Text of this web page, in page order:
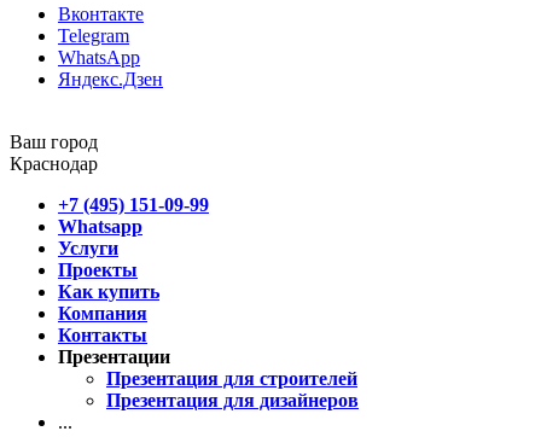
Вконтакте
Telegram
WhatsApp
Яндекс.Дзен
Ваш город
Краснодар
+7 (495) 151-09-99
Whatsapp
Услуги
Проекты
Как купить
Компания
Контакты
Презентации
Презентация для строителей
Презентация для дизайнеров
...